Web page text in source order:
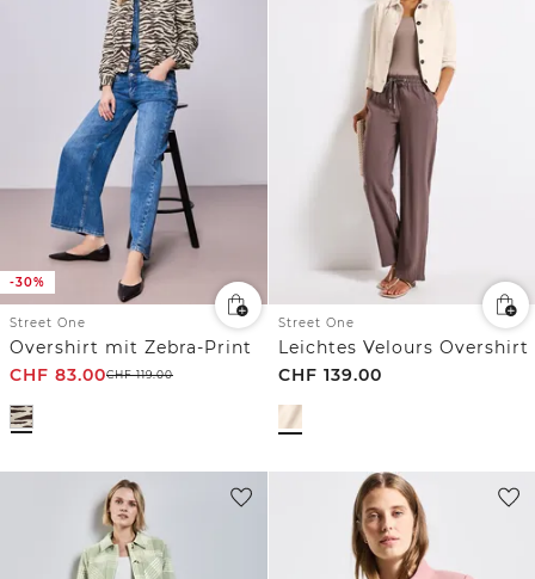
-30%
Street One
Overshirt mit Zebra-Print
CHF 83.00CHF119.00
Street One
Leichtes Velours Overshirt
CHF 139.00